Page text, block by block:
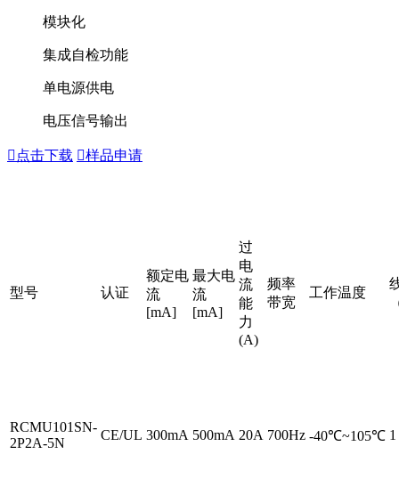
模块化
集成自检功能
单电源供电
电压信号输出
 点击下载 样品申请
型号 认证
额定电
流
[mA]
最大电
流
[mA]
过
电
流
能
力
(A)
频率
带宽
工作温度
RCMU101SN-
2P2A-5N
CE/UL 300mA 500mA 20A 700Hz -40℃~105℃ 1